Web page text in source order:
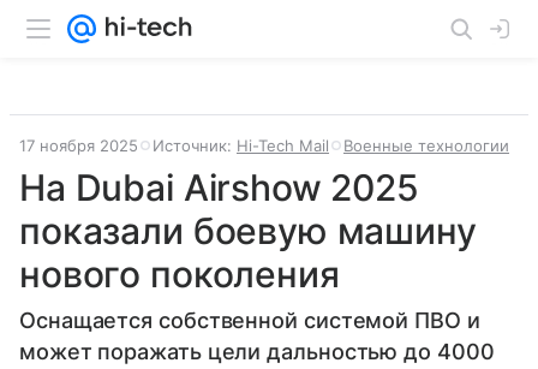
17 ноября 2025 Источник: Hi-Tech Mail Военные технологии
На Dubai Airshow 2025
показали боевую машину
нового поколения
Оснащается собственной системой ПВО и
может поражать цели дальностью до 4000